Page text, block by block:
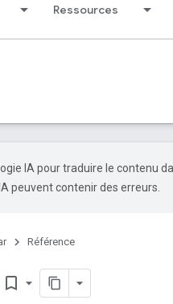
Ressources
IA pour traduire le contenu
peuvent contenir des erreurs.
Référence
bookmark_border